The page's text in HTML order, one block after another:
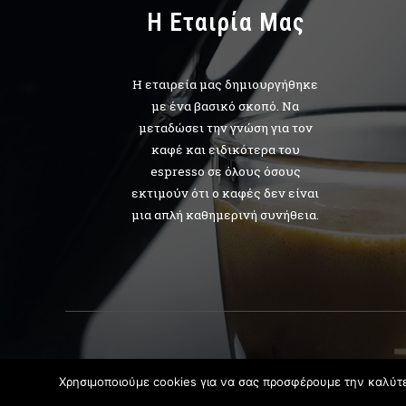
H Εταιρία Μας
Η εταιρεία μας δημιουργήθηκε
με ένα βασικό σκοπό. Να
μεταδώσει την γνώση για τον
καφέ και ειδικότερα του
espresso σε όλους όσους
εκτιμούν ότι ο καφές δεν είναι
μια απλή καθημερινή συνήθεια.
Χρησιμοποιούμε cookies για να σας προσφέρουμε την